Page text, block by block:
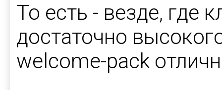
То есть - везде, где
достаточно
welcome-pack